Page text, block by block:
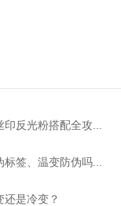
塑"高温炼...